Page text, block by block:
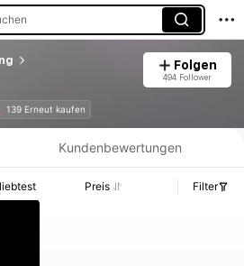
Folgen
494 Follower
139 Erneut kaufen
Verkaufs- und Lagerbestandsdetails.
Kundenbewertungen
Preis Filter